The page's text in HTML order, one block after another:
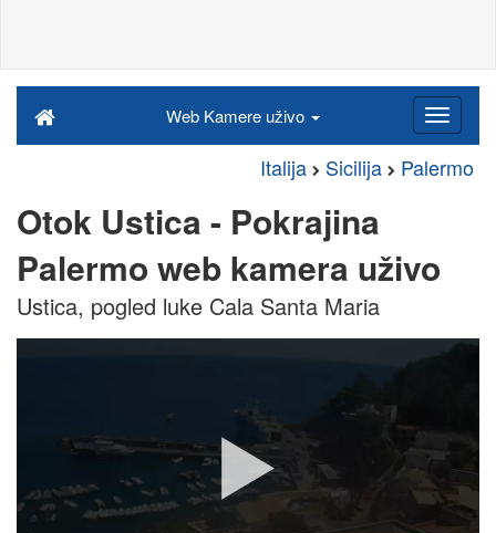
Web Kamere uživo
Italija Sicilija Palermo
Otok Ustica - Pokrajina
Palermo web kamera uživo
Ustica, pogled luke Cala Santa Maria